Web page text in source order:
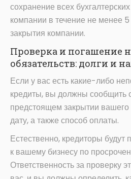
сохранение всех
компании в течение не менее
закрытия компании.
Проверка и погашение
обязательств: долги и
Если у вас есть какие-либо
кредиты, вы должны сообщить
предстоящем закрытии вашего
дату, а также способ оплаты.
Естественно, кредиторы будут
к вашему бизнесу по
Ответственность за проверку